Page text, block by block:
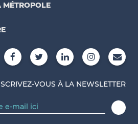
VOUS À LA NEWSLETTER